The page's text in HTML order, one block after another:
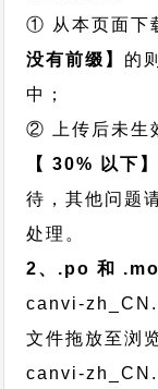
① 从本页面下
没有前缀】 的
中；
② 上传后未生
【 30% 以下】
待，其他问题
处理。
2、.po 和 .mo
canvi-
文件拖放至浏
canvi-